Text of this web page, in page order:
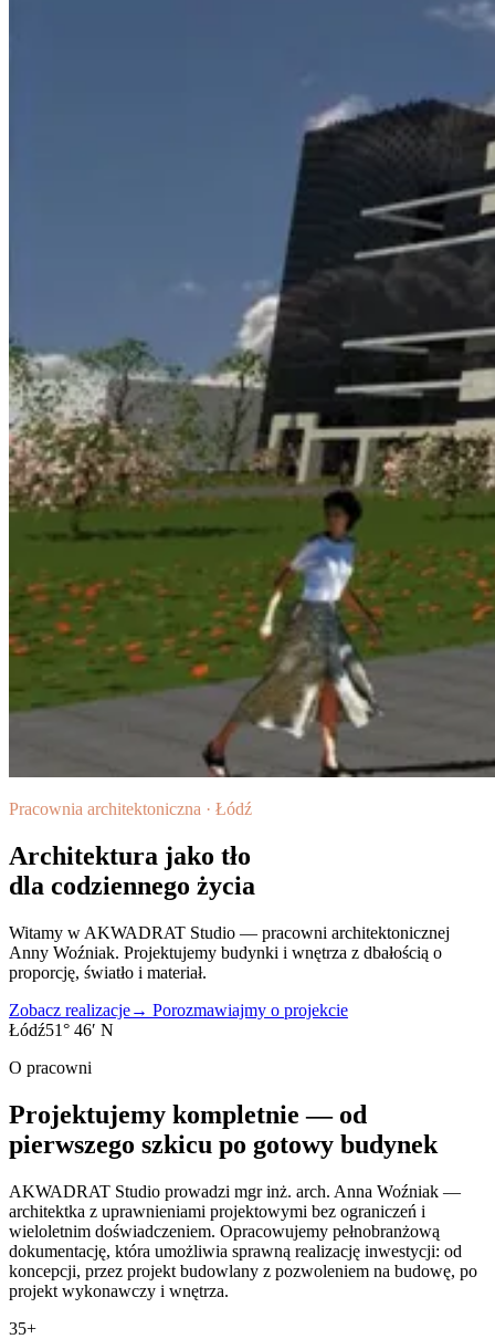
Pracownia architektoniczna · Łódź
Architektura jako tło
dla codziennego życia
Witamy w AKWADRAT Studio — pracowni architektonicznej
Anny Woźniak. Projektujemy budynki i wnętrza z dbałością o
proporcję, światło i materiał.
Zobacz realizacje→ Porozmawiajmy o projekcie
Łódź51° 46′ N
O pracowni
Projektujemy kompletnie — od
pierwszego szkicu po gotowy budynek
AKWADRAT Studio prowadzi mgr inż. arch. Anna Woźniak —
architektka z uprawnieniami projektowymi bez ograniczeń i
wieloletnim doświadczeniem. Opracowujemy pełnobranżową
dokumentację, która umożliwia sprawną realizację inwestycji: od
koncepcji, przez projekt budowlany z pozwoleniem na budowę, po
projekt wykonawczy i wnętrza.
35+